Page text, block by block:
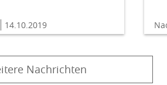
14.10.2019
Nachrichten